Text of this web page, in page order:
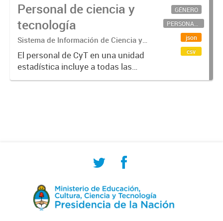
Personal de ciencia y
tecnología
Sistema de Información de Ciencia y
Tecnología Argentino (SICYTAR)
El personal de CyT en una unidad
estadística incluye a todas las
personas involucradas
GÉNERO
PERSONAL CIENTÍFICO-TECNOLÓGICO
json
csv